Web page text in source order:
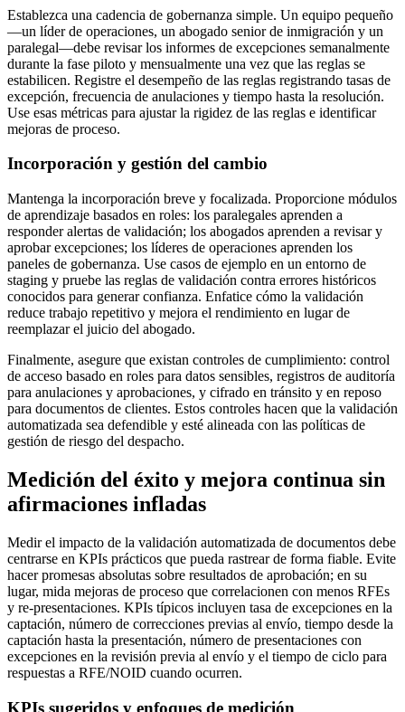
Establezca una cadencia de gobernanza simple. Un equipo pequeño
—un líder de operaciones, un abogado senior de inmigración y un
paralegal—debe revisar los informes de excepciones semanalmente
durante la fase piloto y mensualmente una vez que las reglas se
estabilicen. Registre el desempeño de las reglas registrando tasas de
excepción, frecuencia de anulaciones y tiempo hasta la resolución.
Use esas métricas para ajustar la rigidez de las reglas e identificar
mejoras de proceso.
Incorporación y gestión del cambio
Mantenga la incorporación breve y focalizada. Proporcione módulos
de aprendizaje basados en roles: los paralegales aprenden a
responder alertas de validación; los abogados aprenden a revisar y
aprobar excepciones; los líderes de operaciones aprenden los
paneles de gobernanza. Use casos de ejemplo en un entorno de
staging y pruebe las reglas de validación contra errores históricos
conocidos para generar confianza. Enfatice cómo la validación
reduce trabajo repetitivo y mejora el rendimiento en lugar de
reemplazar el juicio del abogado.
Finalmente, asegure que existan controles de cumplimiento: control
de acceso basado en roles para datos sensibles, registros de auditoría
para anulaciones y aprobaciones, y cifrado en tránsito y en reposo
para documentos de clientes. Estos controles hacen que la validación
automatizada sea defendible y esté alineada con las políticas de
gestión de riesgo del despacho.
Medición del éxito y mejora continua sin
afirmaciones infladas
Medir el impacto de la validación automatizada de documentos debe
centrarse en KPIs prácticos que pueda rastrear de forma fiable. Evite
hacer promesas absolutas sobre resultados de aprobación; en su
lugar, mida mejoras de proceso que correlacionen con menos RFEs
y re-presentaciones. KPIs típicos incluyen tasa de excepciones en la
captación, número de correcciones previas al envío, tiempo desde la
captación hasta la presentación, número de presentaciones con
excepciones en la revisión previa al envío y el tiempo de ciclo para
respuestas a RFE/NOID cuando ocurren.
KPIs sugeridos y enfoques de medición